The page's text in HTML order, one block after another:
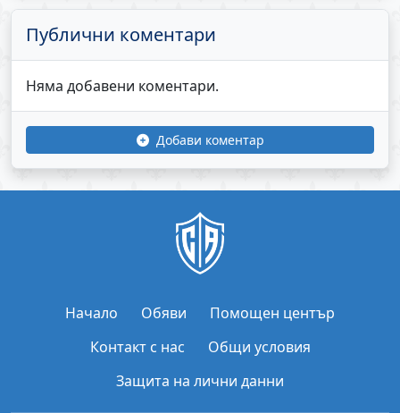
Публични коментари
Няма добавени коментари.
Добави коментар
Начало Обяви
Помощен център
Контакт с нас
Общи условия
Защита на лични данни